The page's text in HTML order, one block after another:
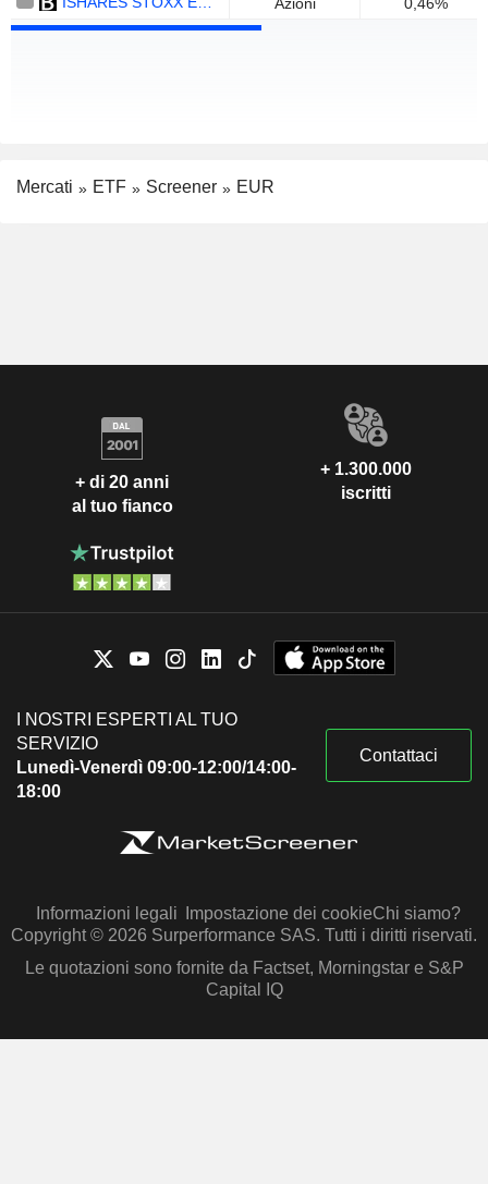
Mercati ETF Screener EUR
+ di 20 anni
al tuo fianco
+ 1.300.000
iscritti
I NOSTRI ESPERTI AL TUO
SERVIZIO
Lunedì-Venerdì 09:00-12:00/14:00-
18:00
Contattaci
Informazioni legali Impostazione dei cookieChi siamo?
Copyright © 2026 Surperformance SAS. Tutti i diritti riservati.
Le quotazioni sono fornite da Factset, Morningstar e S&P
Capital IQ